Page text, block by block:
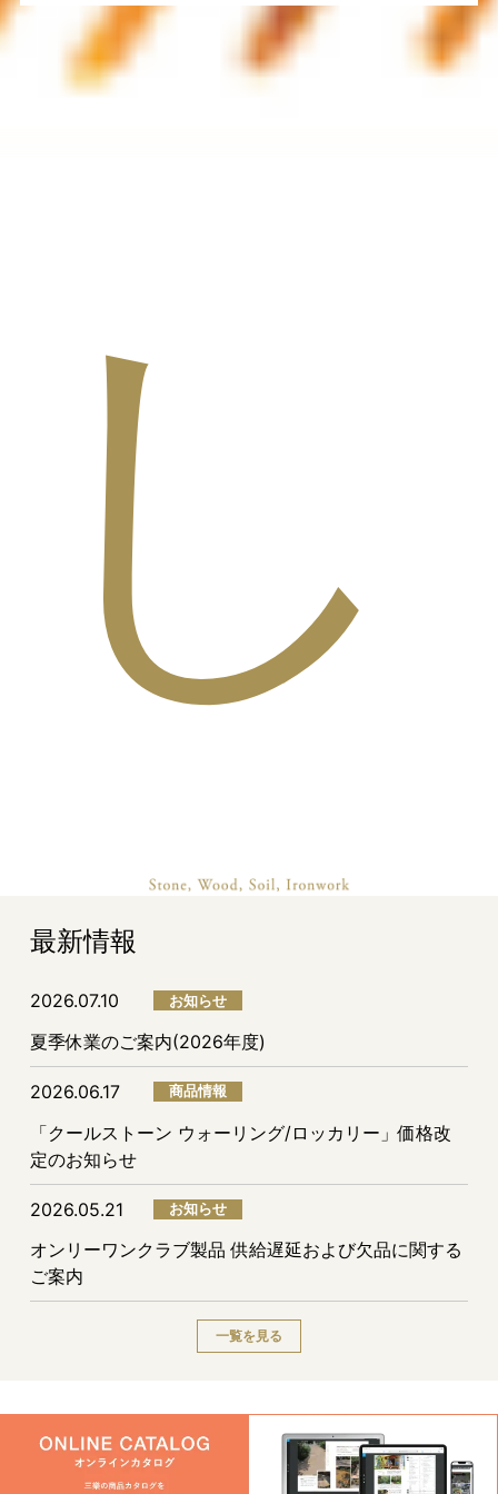
し
最新情報
2026.07.10 お知らせ
夏季休業のご案内(2026年度)
2026.06.17 商品情報
「クールストーン ウォーリング/ロッカリー」価格改
定のお知らせ
2026.05.21 お知らせ
オンリーワンクラブ製品 供給遅延および欠品に関する
ご案内
一覧を見る